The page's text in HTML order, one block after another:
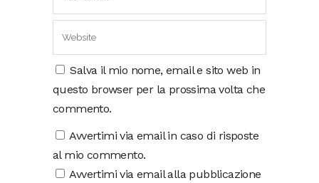
Salva il mio nome, email e sito web in
questo browser per la prossima volta che
commento.
Avvertimi via email in caso di risposte
al mio commento.
Avvertimi via email alla pubblicazione